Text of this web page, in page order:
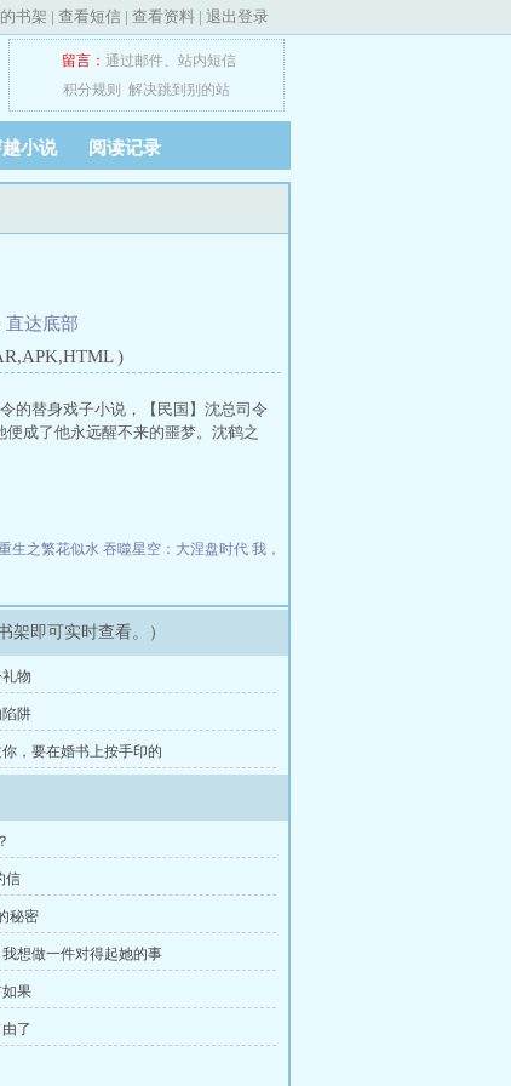
书架 | 查看短信 | 查看资料 | 退出登录
留言： 通过邮件、 站内短信
积分规则
解决跳到别的站
越小说 阅读记录
直达底部
)
的替身戏子小说，【民国】沈总司令
成了他永远醒不来的噩梦。沈鹤之
生之繁花似水 吞噬星空：大涅盘时代 我，
架即可实时查看。）
物
阱
，要在婚书上按手印的
信
秘密
想做一件对得起她的事
果
了